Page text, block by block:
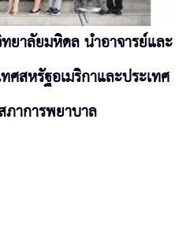
าลัยมหิดล นำอาจารย์และ
สหรัฐอเมริกาและประเทศ
ภาการพยาบาล